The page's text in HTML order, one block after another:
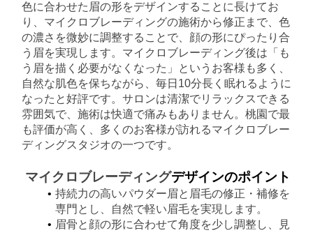
色に合わせた眉の形をデザインすることに長けてお
り、マイクロブレーディングの施術から修正まで、色
の濃さを微妙に調整することで、顔の形にぴったり合
う眉を実現します。マイクロブレーディング後は「も
う眉を描く必要がなくなった」というお客様も多く、
自然な肌色を保ちながら、毎日10分長く眠れるように
なったと好評です。サロンは清潔でリラックスできる
雰囲気で、施術は快適で痛みもありません。桃園で最
も評価が高く、多くのお客様が訪れるマイクロブレー
ディングスタジオの一つです。
マイクロブレーディングデザインのポイント
持続力の高いパウダー眉と眉毛の修正・補修を
専門とし、自然で軽い眉毛を実現します。
眉骨と顔の形に合わせて角度を少し調整し、見